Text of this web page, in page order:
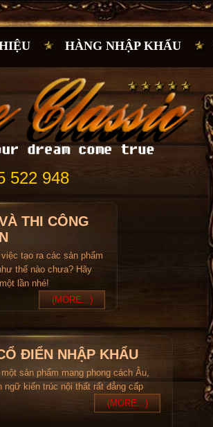
HÀNG NHẬP KHẨU
522 948
THI CÔNG
tạo ra các sản phẩm
thế nào chưa? Hãy
lần nhé!
(MORE...)
ĐIỂN NHẬP KHẨU
sản phẩm mang phong cách Âu,
ngữ kiến trúc nội thất rất đẳng cấp
(MORE...)